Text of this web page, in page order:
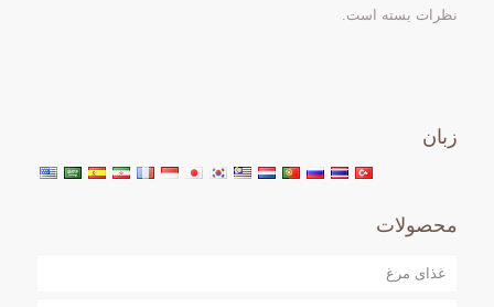
نظرات بسته است.
زبان
محصولات
غذای مرغ